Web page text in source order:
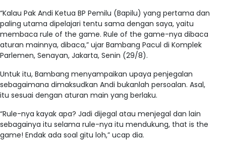
“Kalau Pak Andi Ketua BP Pemilu (Bapilu) yang pertama dan
paling utama dipelajari tentu sama dengan saya, yaitu
membaca rule of the game. Rule of the game-nya dibaca
aturan mainnya, dibaca,” ujar Bambang Pacul di Komplek
Parlemen, Senayan, Jakarta, Senin (29/8).
Untuk itu, Bambang menyampaikan upaya penjegalan
sebagaimana dimaksudkan Andi bukanlah persoalan. Asal,
itu sesuai dengan aturan main yang berlaku.
“Rule-nya kayak apa? Jadi dijegal atau menjegal dan lain
sebagainya itu selama rule-nya itu mendukung, that is the
game! Endak ada soal gitu loh,” ucap dia.